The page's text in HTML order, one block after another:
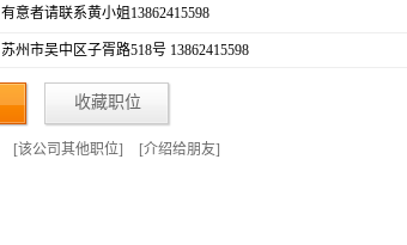
有意者请联系黄小姐13862415598
苏州市吴中区子胥路518号 13862415598
收藏职位
[该公司其他职位] [介绍给朋友]